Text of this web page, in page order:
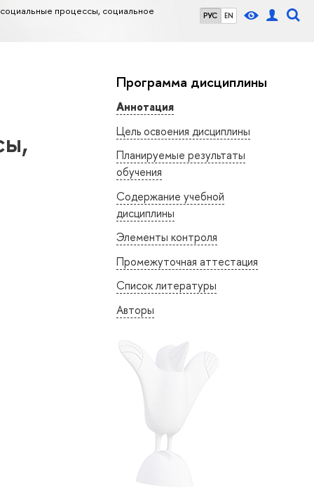
РУС EN
процессы, социальное
Программа дисциплины
Аннотация
Цель освоения дисциплины
Планируемые результаты
обучения
Содержание учебной
дисциплины
Элементы контроля
Промежуточная аттестация
Список литературы
Авторы